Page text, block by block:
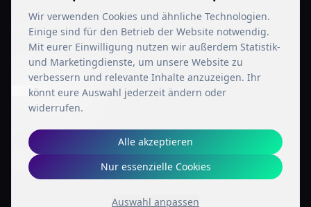
LEGAL
Impressum
Datenschutz
Cookie-Einstellungen
SOCIAL MEDIA
Wir verwenden Cookies und ähnliche Technologien.
Einige sind für den Betrieb der Website notwendig.
Mit eurer Einwilligung nutzen wir außerdem Statistik-
und Marketingdienste, um unsere Website zu
verbessern und relevante Inhalte anzuzeigen. Ihr
könnt eure Auswahl jederzeit ändern oder
widerrufen.
Alle akzeptieren
Nur essenzielle Cookies
Auswahl anpassen